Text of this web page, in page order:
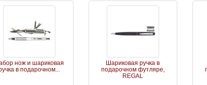
нож и шариковая
в подарочном...
Шариковая ручка в
подарочном футляре,
REGAL